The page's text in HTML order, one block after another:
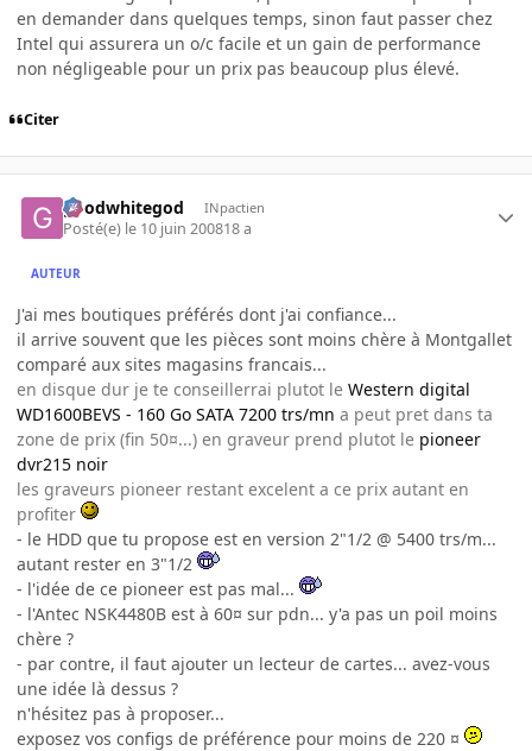
en demander dans quelques temps, sinon faut passer chez
Intel qui assurera un o/c facile et un gain de performance
non négligeable pour un prix pas beaucoup plus élevé.
Citer
goodwhitegod INpactien
Posté(e) le 10 juin 200818 a
AUTEUR
J'ai mes boutiques préférés dont j'ai confiance...
il arrive souvent que les pièces sont moins chère à Montgallet
comparé aux sites magasins francais...
en disque dur je te conseillerrai plutot le Western digital
WD1600BEVS - 160 Go SATA 7200 trs/mn a peut pret dans ta
zone de prix (fin 50¤...) en graveur prend plutot le pioneer
dvr215 noir
les graveurs pioneer restant excelent a ce prix autant en
profiter
- le HDD que tu propose est en version 2"1/2 @ 5400 trs/m...
autant rester en 3"1/2
- l'idée de ce pioneer est pas mal...
- l'Antec NSK4480B est à 60¤ sur pdn... y'a pas un poil moins
chère ?
- par contre, il faut ajouter un lecteur de cartes... avez-vous
une idée là dessus ?
n'hésitez pas à proposer...
exposez vos configs de préférence pour moins de 220 ¤